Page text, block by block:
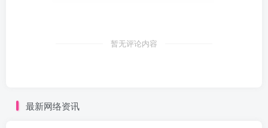
暂无评论内容
最新网络资讯